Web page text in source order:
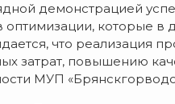
демонстрацией
которые
что реализация
затрат, повышению
МУП